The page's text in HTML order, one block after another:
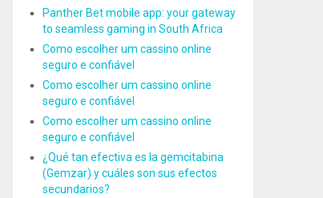
Panther Bet mobile app: your gateway
to seamless gaming in South Africa
Como escolher um cassino online
seguro e confiável
Como escolher um cassino online
seguro e confiável
Como escolher um cassino online
seguro e confiável
¿Qué tan efectiva es la gemcitabina
(Gemzar) y cuáles son sus efectos
secundarios?